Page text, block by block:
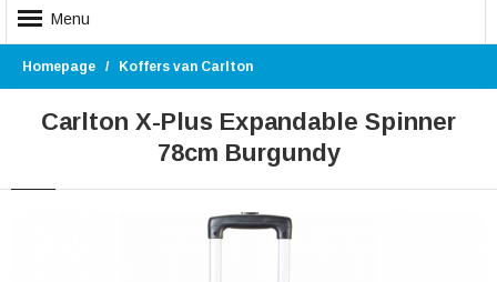
Menu
Homepage Koffers van Carlton
Carlton X-Plus Expandable Spinner
78cm Burgundy